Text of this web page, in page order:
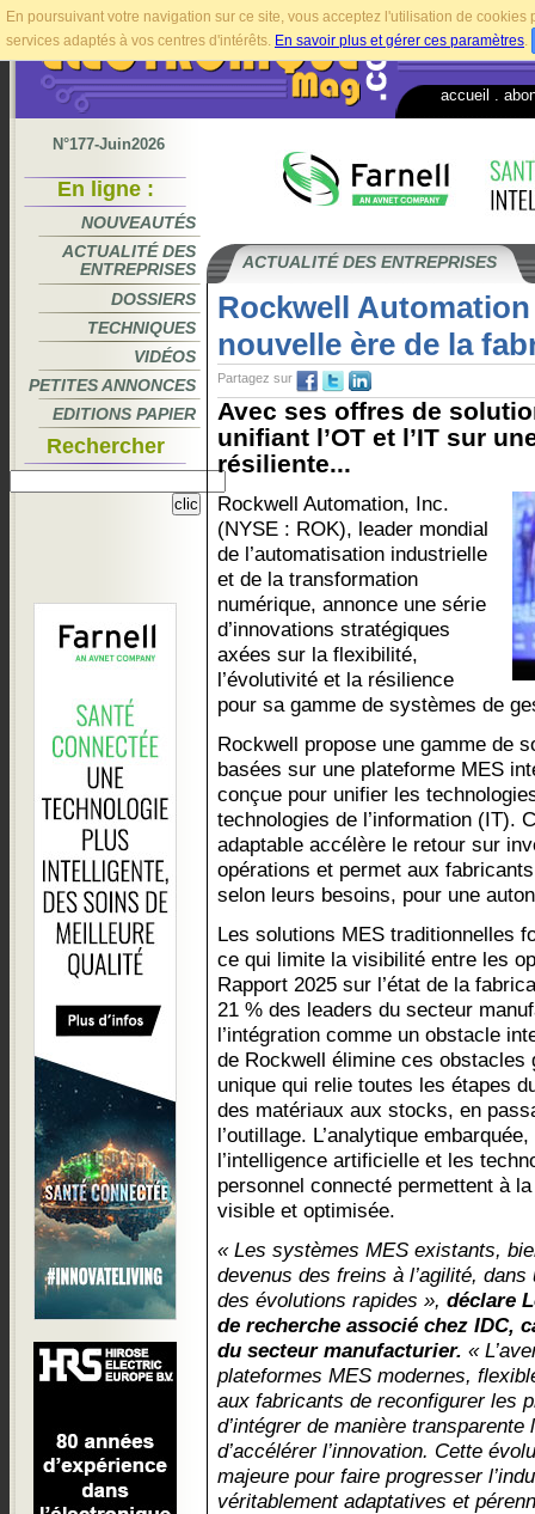
En poursuivant votre navigation sur ce site, vous acceptez l'utilisation de
services adaptés à vos centres d'intérêts. En savoir plus et gérer ces paramètres.
accueil
N°177-Juin2026
En ligne :
NOUVEAUTÉS
ACTUALITÉ DES
ENTREPRISES
DOSSIERS
TECHNIQUES
VIDÉOS
PETITES ANNONCES
EDITIONS PAPIER
Rechercher
ACTUALITÉ DES ENTREPRISES
Rockwell
nouvelle ère de la
Partagez sur
Avec ses offres de
unifiant l’OT et l’IT sur
résiliente...
Rockwell Automation, Inc.
(NYSE : ROK), leader mondial
de l’automatisation industrielle
et de la transformation
numérique, annonce une série
d’innovations stratégiques
axées sur la flexibilité,
l’évolutivité et la résilience
pour sa gamme de systèmes de
Rockwell propose une gamme de
basées sur une plateforme MES
conçue pour unifier les
technologies de l’information (IT).
adaptable accélère le retour sur
opérations et permet aux
selon leurs besoins, pour une
Les solutions MES traditionnelles
ce qui limite la visibilité entre les
Rapport 2025 sur l’état de la
21 % des leaders du secteur
l’intégration comme un obstacle
de Rockwell élimine ces obstacles
unique qui relie toutes les étapes
des matériaux aux stocks, en
l’outillage. L’analytique
l’intelligence artificielle et les
personnel connecté permettent à
visible et optimisée.
« Les systèmes MES existants,
devenus des freins à l’agilité,
des évolutions rapides », déclare
de recherche associé chez IDC,
du secteur manufacturier. «
plateformes MES modernes,
aux fabricants de reconfigurer les
d’intégrer de manière transparente
d’accélérer l’innovation. Cette
majeure pour faire progresser
véritablement adaptatives et